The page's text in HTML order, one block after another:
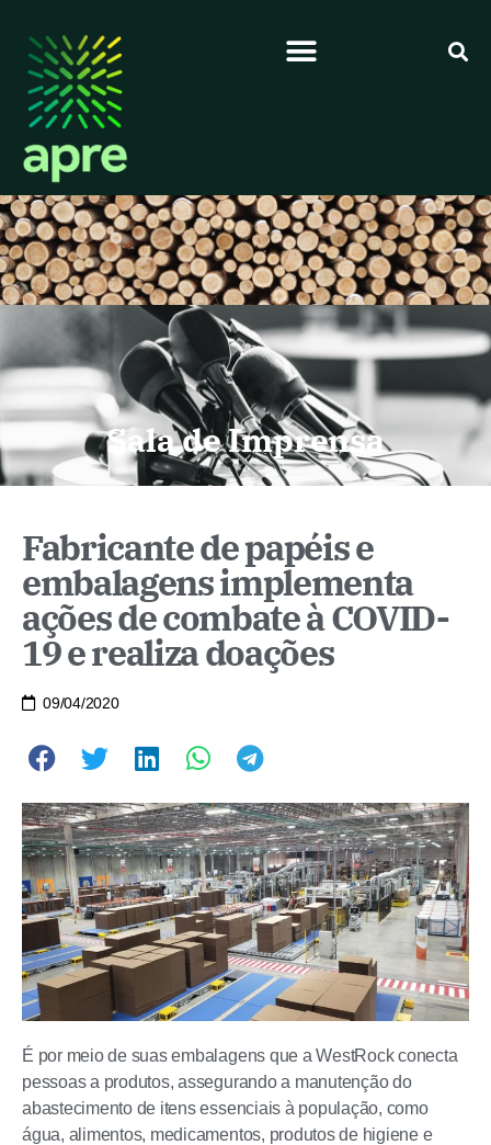
Sala de Imprensa
Fabricante de papéis e
embalagens implementa
ações de combate à COVID-
19 e realiza doações
09/04/2020
É por meio de suas embalagens que a WestRock conecta
pessoas a produtos, assegurando a manutenção do
abastecimento de itens essenciais à população, como
água, alimentos, medicamentos, produtos de higiene e